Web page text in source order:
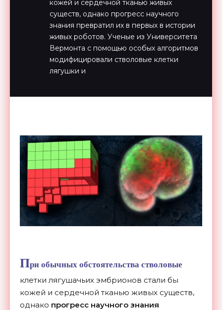
кожей и сердечной тканью живых
существ, однако прогресс научного
знания превратил их в первых в истории
живых роботов. Ученые из Университета
Вермонта с помощью особых алгоритмов
модифицировали стволовые клетки
лягушки и
При обычных обстоятельства стволовые
клетки лягушачьих эмбрионов стали бы
кожей и сердечной тканью живых существ,
однако прогресс научного знания